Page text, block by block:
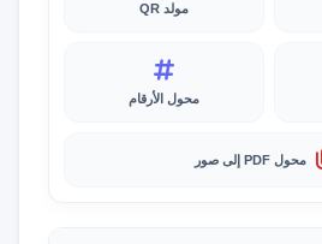
مولد QR
محول الأرقام
محول PDF إلى صور